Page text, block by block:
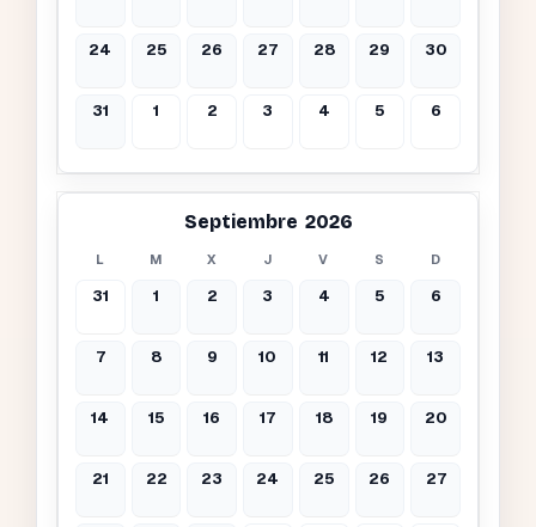
24 25 26 27 28 29 30
31 1 2 3 4 5 6
Septiembre 2026
L M X J V S D
31 1 2 3 4 5 6
7 8 9 10 11 12 13
14 15 16 17 18 19 20
21 22 23 24 25 26 27